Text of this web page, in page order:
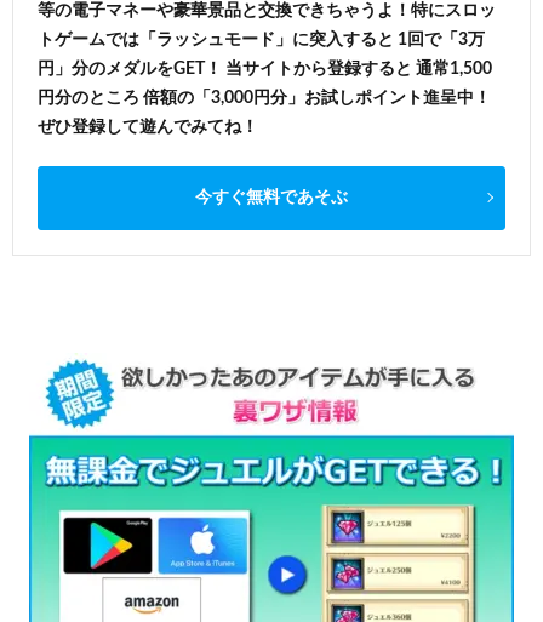
等の電子マネーや豪華景品と交換できちゃうよ！特にスロッ
トゲームでは「ラッシュモード」に突入すると 1回で「3万
円」分のメダルをGET！ 当サイトから登録すると 通常1,500
円分のところ 倍額の「3,000円分」お試しポイント進呈中！
ぜひ登録して遊んでみてね！
今すぐ無料であそぶ